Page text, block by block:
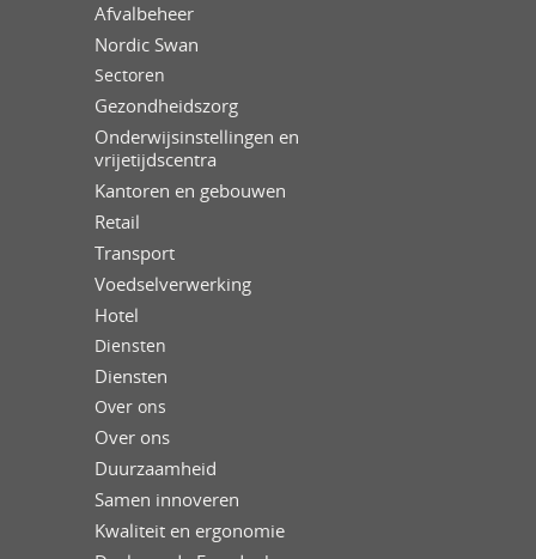
Afvalbeheer
Nordic Swan
Sectoren
Gezondheidszorg
Onderwijsinstellingen en
vrijetijdscentra
Kantoren en gebouwen
Retail
Transport
Voedselverwerking
Hotel
Diensten
Diensten
Over ons
Over ons
Duurzaamheid
Samen innoveren
Kwaliteit en ergonomie